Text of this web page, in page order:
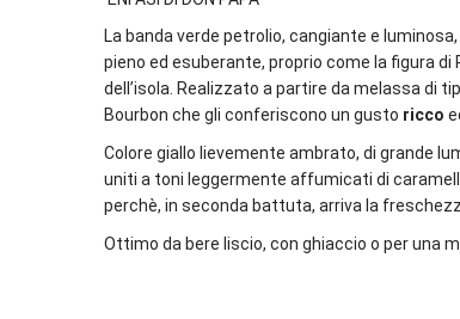
La banda verde petrolio, cangiante e
pieno ed esuberante, proprio come la figura di
dell’isola. Realizzato a partire da melassa di
Bourbon che gli conferiscono un gusto ricco
Colore giallo lievemente ambrato, di grande
uniti a toni leggermente affumicati di
perchè, in seconda battuta, arriva la
Ottimo da bere liscio, con ghiaccio o per una